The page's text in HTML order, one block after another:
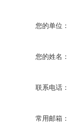
您的单位：
您的姓名：
联系电话：
常用邮箱：